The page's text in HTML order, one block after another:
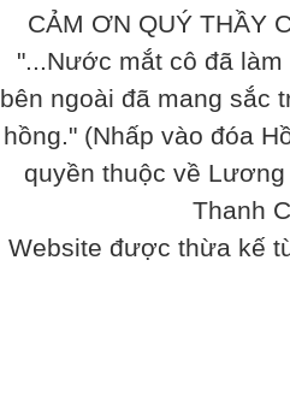
CẢM ƠN QUÝ THẦY
"...Nước mắt cô đã
bên ngoài đã mang sắc
hồng." (Nhấp vào đóa
quyền thuộc về
Thanh
Website được thừa kế